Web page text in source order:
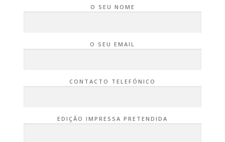
O SEU NOME
O SEU EMAIL
CONTACTO TELEFÓNICO
EDIÇÃO IMPRESSA PRETENDIDA